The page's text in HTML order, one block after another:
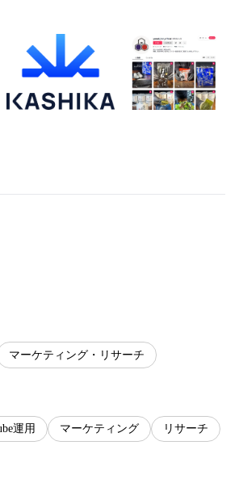
マーケティング・リサーチ
運用 マーケティング リサーチ